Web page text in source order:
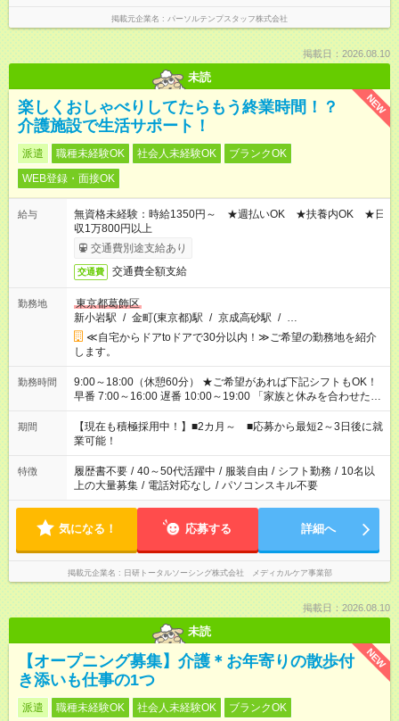
掲載元企業名 パーソルテンプスタッフ株式会社
掲載日：2026.08.10
未読
NEW
楽しくおしゃべりしてたらもう終業時間！？
介護施設で生活サポート！
派遣 職種未経験OK 社会人未経験OK
ブランクOK
WEB登録・面接OK
給与
無資格未経験：時給1350円～ ★週払いOK ★扶養内OK ★日
収1万800円以上
交通費別途支給あり
交通費 交通費全額支給
勤務地
東京都葛飾区
新小岩駅 / 金町(東京都)駅 / 京成高砂駅 / …
≪自宅からドアtoドアで30分以内！≫ご希望の勤務地を紹介
します。
勤務時間
9:00～18:00（休憩60分） ★ご希望があれば下記シフトもOK！
早番 7:00～16:00 遅番 10:00～19:00 「家族と休みを合わせた
い」 「余裕を持って夕飯の準備がしたい」 「できれば残業はし
たくない」 など、ご希望を教えてくださいね。 ※Wワーク希望
の方へ 複数就業の場合は、合計40時間以内。
期間
【現在も積極採用中！】■2カ月～ ■応募から最短2～3日後に就
業可能！
特徴 履歴書不要 / 40～50代活躍中 / 服装自由 / シフト勤務 / 10名以
上の大量募集 / 電話対応なし / パソコンスキル不要
気になる！ 応募する 詳細へ
掲載元企業名 日研トータルソーシング株式会社 メディカルケア事業部
掲載日：2026.08.10
未読
NEW
【オープニング募集】介護＊お年寄りの散歩付
き添いも仕事の1つ
派遣 職種未経験OK 社会人未経験OK
ブランクOK